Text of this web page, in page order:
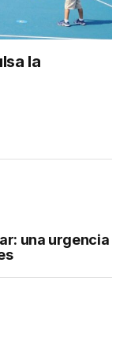
la
una urgencia